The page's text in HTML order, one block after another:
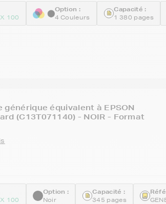
100
Option :
4 Couleurs
Capacité :
1 380 pages
générique équivalent à EPSON
(C13T071140) - NOIR - Format
100
Option :
Noir
Capacité :
345 pages